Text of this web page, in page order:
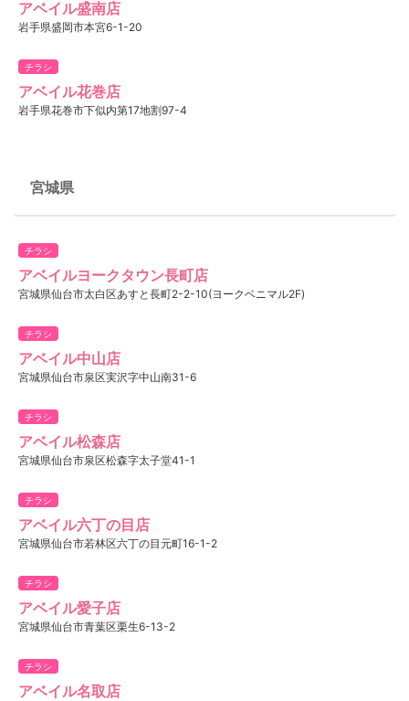
アベイル盛南店
岩手県盛岡市本宮6-1-20
チラシ
アベイル花巻店
岩手県花巻市下似内第17地割97-4
宮城県
チラシ
アベイルヨークタウン長町店
宮城県仙台市太白区あすと長町2-2-10(ヨークベニマル2F)
チラシ
アベイル中山店
宮城県仙台市泉区実沢字中山南31-6
チラシ
アベイル松森店
宮城県仙台市泉区松森字太子堂41-1
チラシ
アベイル六丁の目店
宮城県仙台市若林区六丁の目元町16-1-2
チラシ
アベイル愛子店
宮城県仙台市青葉区栗生6-13-2
チラシ
アベイル名取店